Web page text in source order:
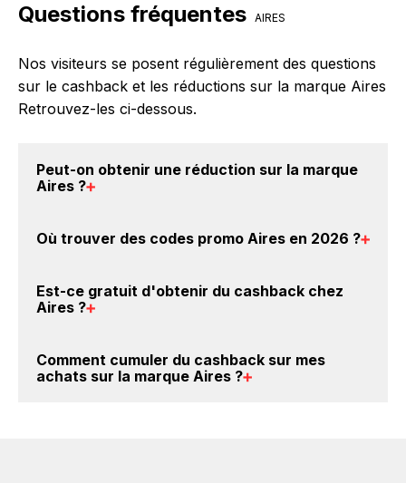
Questions fréquentes AIRES
Nos visiteurs se posent régulièrement des questions
sur le cashback et les réductions sur la marque Aires
Retrouvez-les ci-dessous.
Peut-on obtenir une réduction sur la marque
Aires ?
crédités sur votre cagnotte BackBackBack lorsque
nos sites partenaires. Ce montant ne tient pas
compte de vos éventuels bonus.
Où trouver des codes promo Aires en 2026 ?
promo sur les produits Aires. Choisissez un site e-
Est-ce gratuit d'obtenir du cashback chez
Aires ?
compte gratuitement pour cumuler vos réductions
cashback sur vos achats sur la marque Aires. Oui,
Comment cumuler du cashback sur mes
achats sur la marque Aires ?